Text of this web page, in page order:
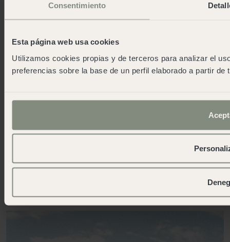
Consentimiento
Esta página web usa cookies
Utilizamos cookies propias y de terceros para analizar el
preferencias sobre la base de un perfil elaborado a partir
Die App herunterladen
Cadaqués
Bootsfahrten